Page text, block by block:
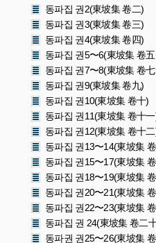
동파집 권2(東坡集 卷二)
동파집 권3(東坡集 卷三)
동파집 권4(東坡集 卷四)
동파집 권5〜6(東坡集 卷五
동파집 권7〜8(東坡集 卷七
동파집 권9(東坡集 卷九)
동파집 권10(東坡集 卷十)
동파집 권11(東坡集 卷十
동파집 권12(東坡集 卷十
동파집 권13〜14(東坡集 卷
동파집 권15〜17(東坡集 卷
동파집 권18〜19(東坡集 卷
동파집 권20〜21(東坡集 卷
동파집 권22〜23(東坡集
동파집 권 24(東坡集 卷二
동파권 권25〜26(東坡集